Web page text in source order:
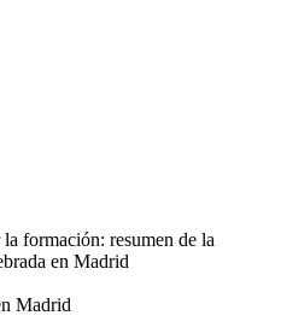
formación: resumen de la
en Madrid